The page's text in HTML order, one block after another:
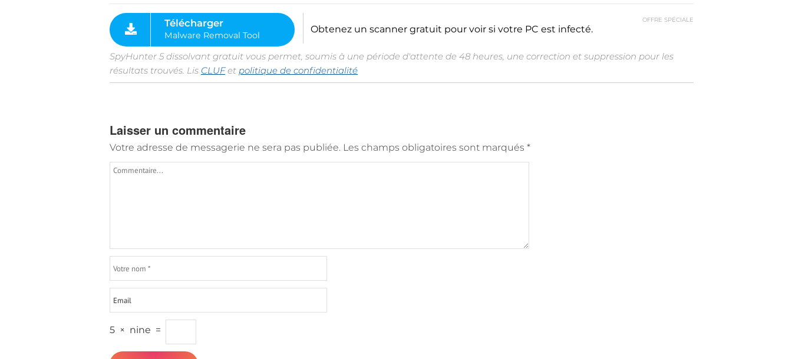
OFFRE SPÉCIALE
Obtenez un scanner gratuit pour voir si votre PC est infecté.
SpyHunter 5 dissolvant gratuit vous permet, soumis à une période d'attente de 48 heures, une correction et suppression pour les
résultats trouvés. Lis CLUFet politique de confidentialité
Laisser un commentaire
Votre adresse de messagerie ne sera pas publiée. Les champs obligatoires sont marqués *
5 × nine =